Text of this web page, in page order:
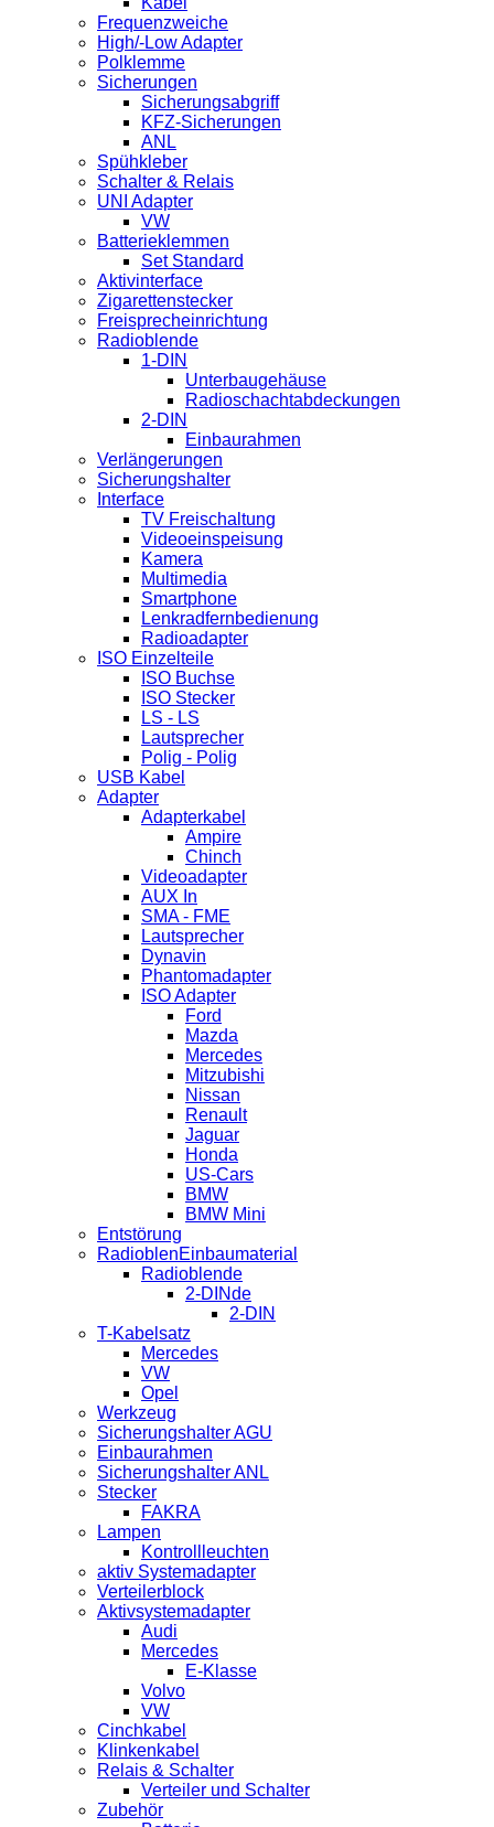
Frequenzweiche
High/-Low Adapter
Polklemme
Sicherungen
Sicherungsabgriff
KFZ-Sicherungen
ANL
Spühkleber
Schalter & Relais
UNI Adapter
VW
Batterieklemmen
Set Standard
Aktivinterface
Zigarettenstecker
Freisprecheinrichtung
Radioblende
1-DIN
Unterbaugehäuse
Radioschachtabdeckungen
2-DIN
Einbaurahmen
Verlängerungen
Sicherungshalter
Interface
TV Freischaltung
Videoeinspeisung
Kamera
Multimedia
Smartphone
Lenkradfernbedienung
Radioadapter
ISO Einzelteile
ISO Buchse
ISO Stecker
LS - LS
Lautsprecher
Polig - Polig
USB Kabel
Adapter
Adapterkabel
Ampire
Chinch
Videoadapter
AUX In
SMA - FME
Lautsprecher
Dynavin
Phantomadapter
ISO Adapter
Ford
Mazda
Mercedes
Mitzubishi
Nissan
Renault
Jaguar
Honda
US-Cars
BMW
BMW Mini
Entstörung
RadioblenEinbaumaterial
Radioblende
2-DINde
2-DIN
T-Kabelsatz
Mercedes
VW
Opel
Werkzeug
Sicherungshalter AGU
Einbaurahmen
Sicherungshalter ANL
Stecker
FAKRA
Lampen
Kontrollleuchten
aktiv Systemadapter
Verteilerblock
Aktivsystemadapter
Audi
Mercedes
E-Klasse
Volvo
VW
Cinchkabel
Klinkenkabel
Relais & Schalter
Verteiler und Schalter
Zubehör